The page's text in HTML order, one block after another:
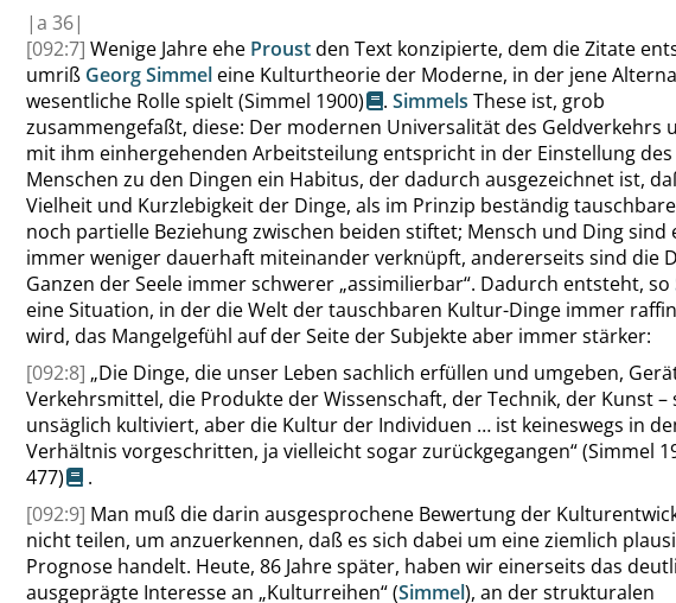
|a 36|
[092:7] Wenige Jahre ehe Proustden Text konzipierte, dem die Zitate
umriß GeorgSimmel eine Kulturtheorie der Moderne, in der jene
wesentliche Rolle spielt(Simmel 1900) . Simmels These ist, grob
zusammengefaßt, diese: Der modernen Universalität des Geldverkehrs
mit ihm einhergehenden Arbeitsteilung entspricht in der Einstellung des
Menschen zu den Dingen ein Habitus, der dadurch ausgezeichnet ist,
Vielheit und Kurzlebigkeit der Dinge, als im Prinzip beständig
noch partielle Beziehung zwischen beiden stiftet; Mensch und Ding sind
immer weniger dauerhaft miteinander verknüpft, andererseits sind die
Ganzen der Seele immer schwerer „assimilierbar“. Dadurch entsteht, so
eine Situation, in der die Welt der tauschbaren Kultur-Dinge immer
wird, das Mangelgefühl auf der Seite der Subjekte aber immer stärker:
[092:8] „Die Dinge, die unser Leben sachlich erfüllen und umgeben,
Verkehrsmittel, die Produkte der Wissenschaft, der Technik, der Kunst –
unsäglich kultiviert, aber die Kultur der Individuen … ist keineswegs in
Verhältnis vorgeschritten, ja vielleicht sogar zurückgegangen“(Simmel
477)
.
[092:9] Man muß die darin ausgesprochene Bewertung der
nicht teilen, um anzuerkennen, daß es sich dabei um eine ziemlich
Prognose handelt. Heute, 86 Jahre später, haben wir einerseits das
ausgeprägte Interesse an „Kulturreihen“(Simmel), an der strukturalen